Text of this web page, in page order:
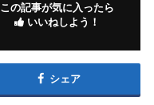
この記事が気に入ったら
いいねしよう！
シェア